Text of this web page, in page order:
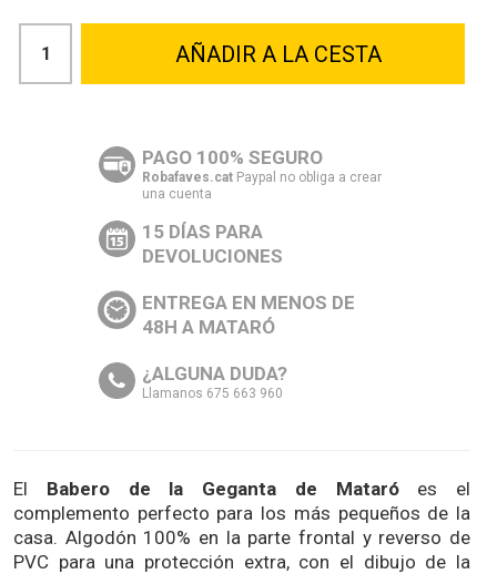
AÑADIR A LA CESTA
PAGO 100% SEGURO
Robafaves.cat Paypal no obliga a crear
una cuenta
15 DÍAS PARA
DEVOLUCIONES
ENTREGA EN MENOS DE
48H A MATARÓ
¿ALGUNA DUDA?
Llamanos 675 663 960
El Babero de la Geganta de Mataróes el
complemento perfecto para los más pequeños de la
casa. Algodón 100% en la parte frontal y reverso de
PVC para una protección extra, con el dibujo de la